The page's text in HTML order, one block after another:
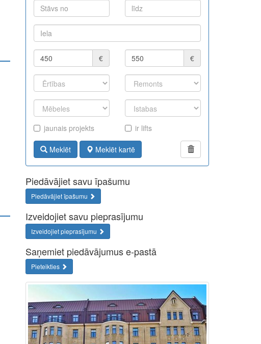
€ €
jaunais projekts ir lifts
Meklēt Meklēt kartē
Piedāvājiet savu īpašumu
Piedāvājiet īpašumu
Izveidojiet savu pieprasījumu
Izveidojiet pieprasījumu
Saņemiet piedāvājumus e-pastā
Pieteikties